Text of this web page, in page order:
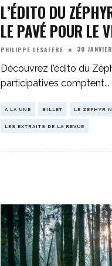
L’ÉDITO DU
LE PAVÉ POUR LE
PHILIPPE LESAFFRE 30
Découvrez l'édito du
participatives comptent...
A LA UNE BILLET LE ZÉPHYR
LES EXTRAITS DE LA REVUE